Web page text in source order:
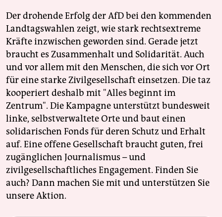
Der drohende Erfolg der AfD bei den kommenden
Landtagswahlen zeigt, wie stark rechtsextreme
Kräfte inzwischen geworden sind. Gerade jetzt
braucht es Zusammenhalt und Solidarität. Auch
und vor allem mit den Menschen, die sich vor Ort
für eine starke Zivilgesellschaft einsetzen. Die taz
kooperiert deshalb mit "Alles beginnt im
Zentrum". Die Kampagne unterstützt bundesweit
linke, selbstverwaltete Orte und baut einen
solidarischen Fonds für deren Schutz und Erhalt
auf. Eine offene Gesellschaft braucht guten, frei
zugänglichen Journalismus – und
zivilgesellschaftliches Engagement. Finden Sie
auch? Dann machen Sie mit und unterstützen Sie
unsere Aktion.